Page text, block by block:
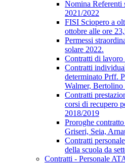
Nomina Referenti
2021/2022
FISI Sciopero a
ottobre alle ore
Permessi
solare 2022.
Contratti di lavoro
Contratti
determinato Prff.
Walmer, Bertolino
Contratti
corsi di recupero
2018/2019
Proroghe
Griseri, Seia,
Contratti
della scuola da
Contratti - Personale